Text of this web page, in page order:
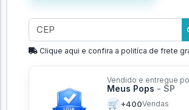
Clique aqui e confira a politíca de frete
Vendido e entregue
Meus Pops - SP
🛒 +400Vendas